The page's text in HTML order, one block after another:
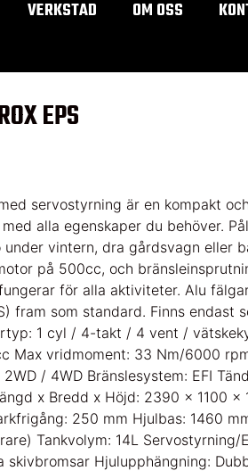
VERKSTAD OM OSS
EPS
servostyrning är en kompakt
alla egenskaper du behöver.
under vintern, dra gårdsvagn eller
på 500cc, och
för alla aktiviteter. Alu
fram som standard. Finns endast
1 cyl / 4-takt / 4 vent /
Max vridmoment: 33 Nm/6000
/ 4WD Bränslesystem: EFI
x Bredd x Höjd: 2390 x 1100 x
250 mm Hjulbas: 1460
Tankvolym: 14L Servostyrning/
skivbromsar Hjulupphängning: